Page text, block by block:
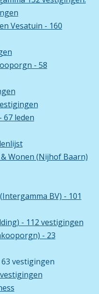
Vesatuin - 160
- 58
67 leden
Wonen (Nijhof Baarn)
BV) - 101
- 112 vestigingen
- 23
63 vestigingen